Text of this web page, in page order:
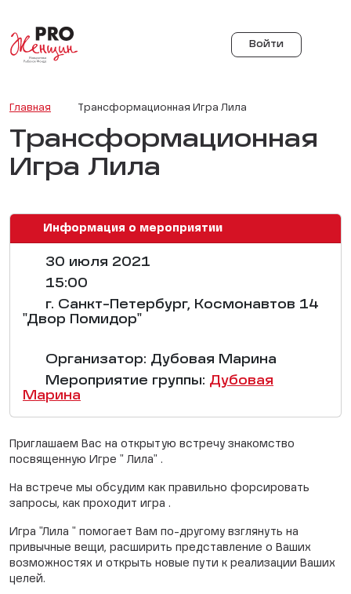
Войти
Главная Трансформационная Игра Лила
Трансформационная
Игра Лила
Информация о мероприятии
30 июля 2021
15:00
г. Санкт-Петербург, Космонавтов 14
"Двор Помидор"
Организатор: Дубовая Марина
Мероприятие группы: Дубовая
Марина
Приглашаем Вас на открытую встречу знакомство
посвященную Игре " Лила" .
На встрече мы обсудим как правильно форсировать
запросы, как проходит игра .
Игра "Лила " помогает Вам по-другому взглянуть на
привычные вещи, расширить представление о Ваших
возможностях и открыть новые пути к реализации Ваших
целей.